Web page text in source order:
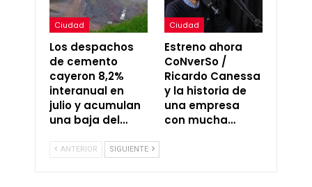
Ciudad
Los despachos
de cemento
cayeron 8,2%
interanual en
julio y acumulan
una baja del…
Ciudad
Estreno ahora
CoNverSo /
Ricardo Canessa
y la historia de
una empresa
con mucha…
ANTERIOR SIGUIENTE